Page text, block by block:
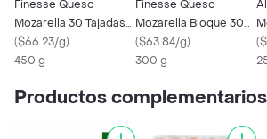
Finesse Queso
Mozarella 30 Tajadas
450 g
($66.23/g)
450 g
Finesse Queso
Mozarella Bloque 300
g
($63.84/g)
300 g
(
Productos